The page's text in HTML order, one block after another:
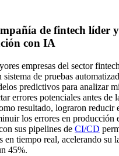
de fintech líder
con IA
empresas del sector
de pruebas
predictivos para analizar
errores potenciales antes de
resultado, lograron reducir
los errores en producción
sus pipelines de CI/CD
en tiempo real, acelerando su
45%.